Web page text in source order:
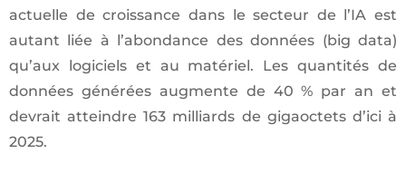
actuelle de croissance dans le secteur de l’IA est
autant liée à l’abondance des données (big data)
qu’aux logiciels et au matériel. Les quantités de
données générées augmente de 40 % par an et
devrait atteindre 163 milliards de gigaoctets d’ici à
2025.